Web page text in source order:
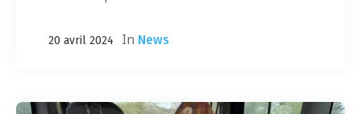
20 avril 2024 In News